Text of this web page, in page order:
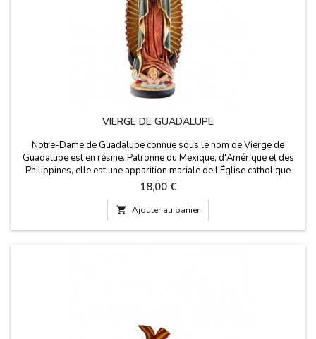
VIERGE DE GUADALUPE
Notre-Dame de Guadalupe connue sous le nom de Vierge de
Guadalupe est en résine. Patronne du Mexique, d'Amérique et des
Philippines, elle est une apparition mariale de l'Église catholique
d'origine mexicaine. Fête le 12 décembre. Mesures: 11 cm de haut
Prix
18,00 €
 Ajouter au panier